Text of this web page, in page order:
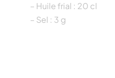
– Huile frial : 20 cl
– Sel : 3 g